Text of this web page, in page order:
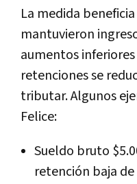
La medida
mantuvieron
aumentos inferiores
retenciones se
tributar. Algunos
Felice:
Sueldo bruto
retención baja de